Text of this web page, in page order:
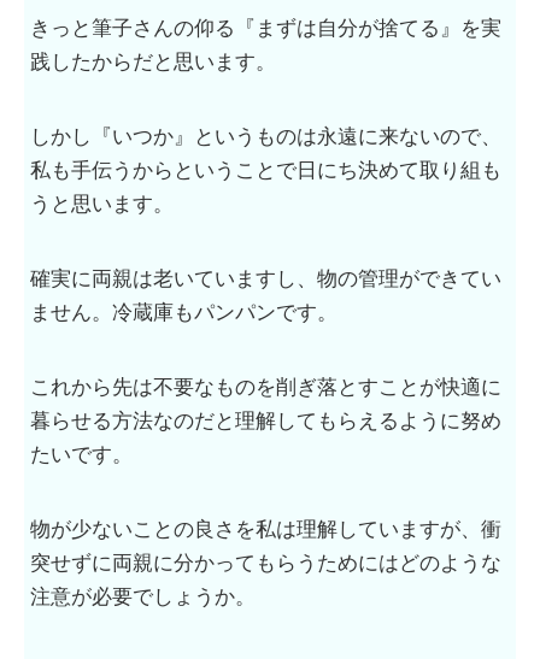
きっと筆子さんの仰る『まずは自分が捨てる』を実
践したからだと思います。
しかし『いつか』というものは永遠に来ないので、
私も手伝うからということで日にち決めて取り組も
うと思います。
確実に両親は老いていますし、物の管理ができてい
ません。冷蔵庫もパンパンです。
これから先は不要なものを削ぎ落とすことが快適に
暮らせる方法なのだと理解してもらえるように努め
たいです。
物が少ないことの良さを私は理解していますが、衝
突せずに両親に分かってもらうためにはどのような
注意が必要でしょうか。